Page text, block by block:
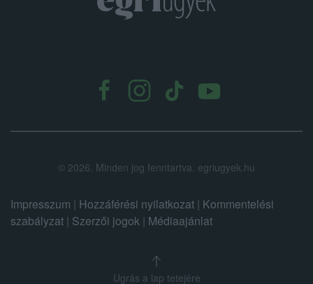
© 2026. Minden jog fenntartva. egriugyek.hu
Impresszum | Hozzáférési nyilatkozat | Kommentelési
szabályzat | Szerzői jogok | Médiaajánlat
Ugrás a lap tetejére